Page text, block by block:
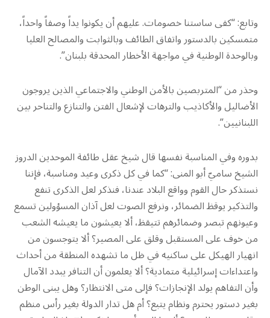
وتابع: “كفى ساستنا خصومات. عليهم أن يكونوا يداً وصفاً واحداً،
متمسكين بالدستور واتفاق الطائف وبالثوابت والمصالح العليا
وبالوحدة الوطنية في مواجهة الأخطار المحدقة بلبنان”.
وحذر من “المتربصين بالأمن الوطني والاجتماعي الذين يروجون
الأضاليل والأكاذيب والترهات لإشعال الفتن والتنازع والتناحر بين
اللبنانيين”.
بدوره وفي المناسبة نفسها قال شيخ عقل طائفة الموحدين الدروز
الشيخ ساميّ أبو المنى: “كما في كل ذكرى وعيد ومناسبة، فإننا
نستذكر حال القوم وواقع البلاد عندنا، فنذكر لعل الذكرى تنفع
والتذكير يوقظ الضمائر، ونرفع الصوت لعل آذان المسؤولين تسمع
وعيونهم تبصر وضمائرهم تتيقظ، ألا يعيشون ما يعيشه الشعب
من خوف على المستقبل وقلق على المصير؟ ألا يتوجسون من
انهيار الهيكل على ساكنيه في ظل ما تشهده المنطقة من أحداث
واعتداءات إسرائيلية متمادية؟ ألا يعلمون أن التنافر يبدد الآمال
وأن التفاهم يولد الإنجازات؟ فإلى متى الانتظار؟ وهل يبنى الوطن
بغير دستور يحترم ونظام يتبع؟ أم هل تدار الدولة بغير رأس منظم